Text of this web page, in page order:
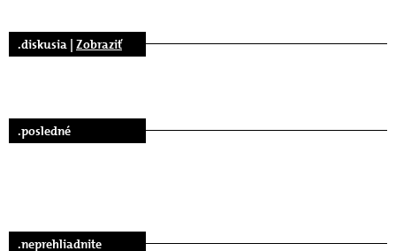
.diskusia | Zobraziť
.posledné
.neprehliadnite